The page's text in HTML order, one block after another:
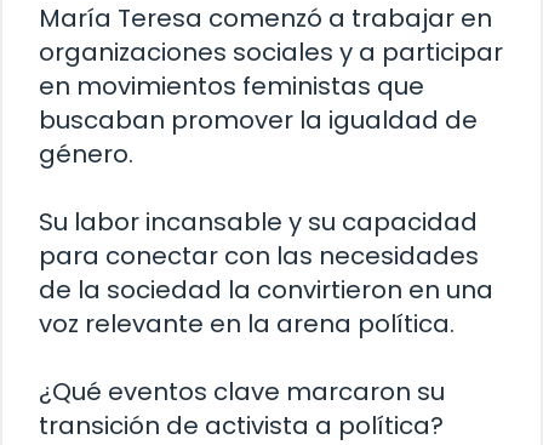
María Teresa comenzó a trabajar en
organizaciones sociales y a participar
en movimientos feministas que
buscaban promover la igualdad de
género.
Su labor incansable y su capacidad
para conectar con las necesidades
de la sociedad la convirtieron en una
voz relevante en la arena política.
¿Qué eventos clave marcaron su
transición de activista a política?